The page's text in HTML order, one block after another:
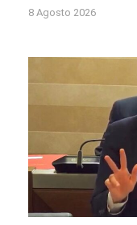
8 Agosto 2026